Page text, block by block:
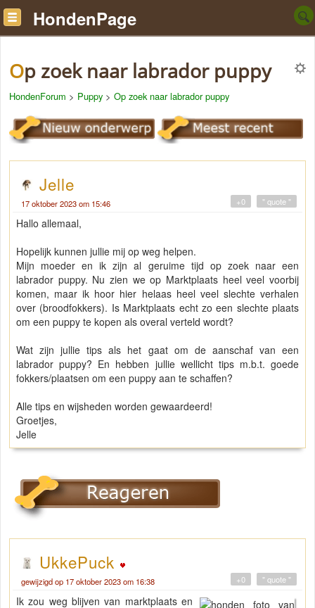
HondenPage
Op zoek naar labrador puppy
HondenForum > Puppy > Op zoek naar labrador puppy
Jelle
17 oktober 2023 om 15:46 " quote "
+0
Hallo allemaal,
Hopelijk kunnen jullie mij op weg helpen.
Mijn moeder en ik zijn al geruime tijd op zoek naar een
labrador puppy. Nu zien we op Marktplaats heel veel voorbij
komen, maar ik hoor hier helaas heel veel slechte verhalen
over (broodfokkers). Is Marktplaats echt zo een slechte plaats
om een puppy te kopen als overal verteld wordt?
Wat zijn jullie tips als het gaat om de aanschaf van een
labrador puppy? En hebben jullie wellicht tips m.b.t. goede
fokkers/plaatsen om een puppy aan te schaffen?
Alle tips en wijsheden worden gewaardeerd!
Groetjes,
Jelle
UkkePuck
gewijzigd op 17 oktober 2023 om 16:38 " quote "
+0
Ik zou weg blijven van marktplaats en